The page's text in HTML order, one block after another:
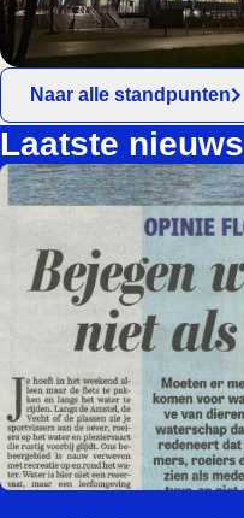
Naar alle standpunten
Laatste nieuws